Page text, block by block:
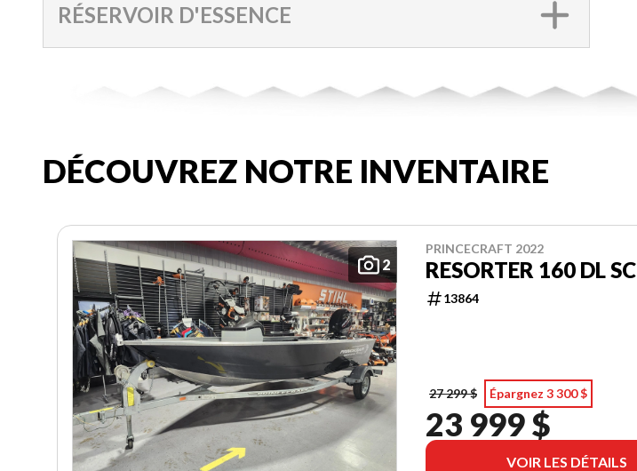
RÉSERVOIR D'ESSENCE
DÉCOUVREZ NOTRE INVENTAIRE
2
PRINCECRAFT 2022
RESORTER 160 DL SC
13864
27 299 $ Épargnez 3 300 $
23 999 $
VOIR LES DÉTAILS